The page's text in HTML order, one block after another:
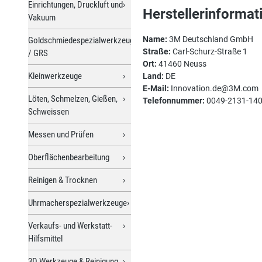
Einrichtungen, Druckluft und
Vakuum
Goldschmiedespezialwerkzeuge
/ GRS
Kleinwerkzeuge
Löten, Schmelzen, Gießen,
Schweissen
Messen und Prüfen
Oberflächenbearbeitung
Reinigen & Trocknen
Uhrmacherspezialwerkzeuge
Verkaufs- und Werkstatt-
Hilfsmittel
Name: 3M Deutschland GmbH
Straße: Carl-Schurz-Straße 1
Ort: 41460 Neuss
Land: DE
E-Mail: Innovation.de@3M.com
Telefonnummer: 0049-2131-140